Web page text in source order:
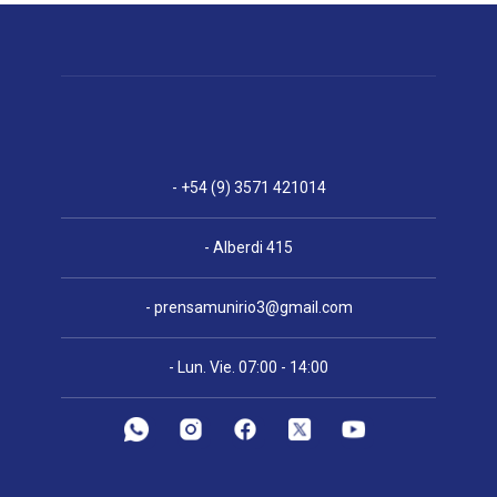
- +54 (9) 3571 421014
- Alberdi 415
- prensamunirio3@gmail.com
- Lun. Vie. 07:00 - 14:00